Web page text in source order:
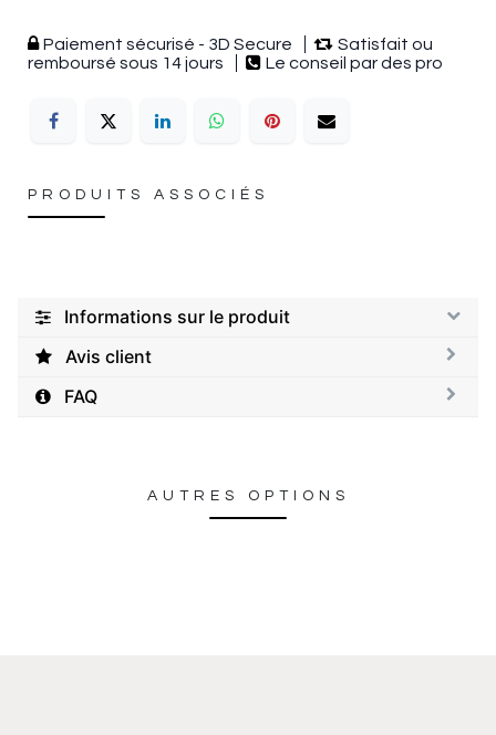
Paiement sécurisé - 3D Secure
Satisfait ou
remboursé sous 14 jours
Le conseil par des pro
PRODUITS ASSOCIÉS
Informations sur le produit
Avis client
FAQ
AUTRES OPTIONS